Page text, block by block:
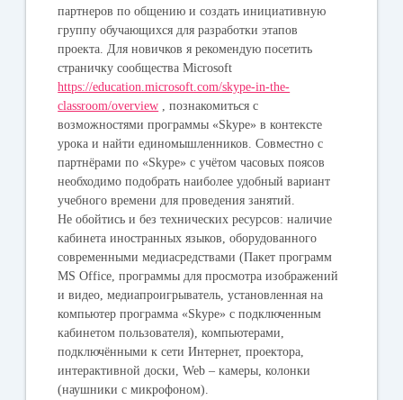
партнеров по общению и создать инициативную
группу обучающихся для разработки этапов
проекта. Для новичков я рекомендую посетить
страничку сообщества Microsoft
https://education.microsoft.com/skype-in-the-
classroom/overview , познакомиться с
возможностями программы «Skype» в контексте
урока и найти единомышленников. Совместно с
партнёрами по «Skype» с учётом часовых поясов
необходимо подобрать наиболее удобный вариант
учебного времени для проведения занятий.
Не обойтись и без технических ресурсов: наличие
кабинета иностранных языков, оборудованного
современными медиасредствами (Пакет программ
MS Office, программы для просмотра изображений
и видео, медиапроигрыватель, установленная на
компьютер программа «Skype» c подключенным
кабинетом пользователя), компьютерами,
подключёнными к сети Интернет, проектора,
интерактивной доски, Web – камеры, колонки
(наушники с микрофоном).